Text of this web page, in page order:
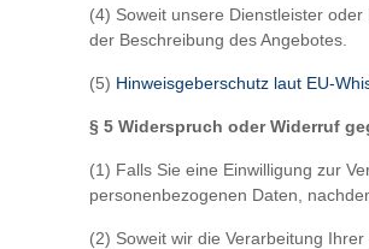
(4) Soweit unsere Dienstleister
der Beschreibung des Angebotes.
(5) Hinweisgeberschutz laut EU-
§ 5 Widerspruch oder Widerruf
(1) Falls Sie eine Einwilligung zur
personenbezogenen Daten,
(2) Soweit wir die Verarbeitung